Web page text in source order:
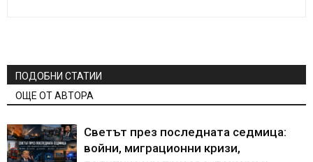
ПОДОБНИ СТАТИИ
ОЩЕ ОТ АВТОРА
Светът през последната седмица:
войни, миграционни кризи,